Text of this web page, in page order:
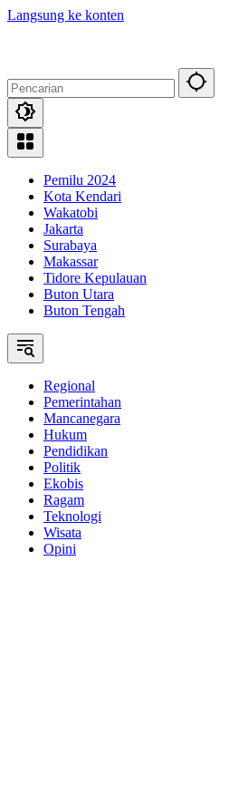
Langsung ke konten
Pemilu 2024
Kota Kendari
Wakatobi
Jakarta
Surabaya
Makassar
Tidore Kepulauan
Buton Utara
Buton Tengah
Regional
Pemerintahan
Mancanegara
Hukum
Pendidikan
Politik
Ekobis
Ragam
Teknologi
Wisata
Opini